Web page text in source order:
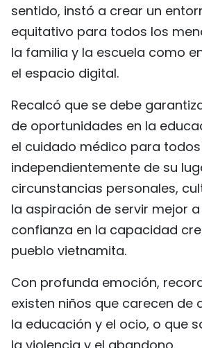
sentido, instó a crear un
equitativo para todos los
la familia y la escuela como
el espacio digital.
Recalcó que se debe
de oportunidades en la
el cuidado médico para todos
independientemente de su
circunstancias personales,
la aspiración de servir mejor
confianza en la capacidad
pueblo vietnamita.
Con profunda emoción,
existen niños que carecen de
la educación y el ocio, o que